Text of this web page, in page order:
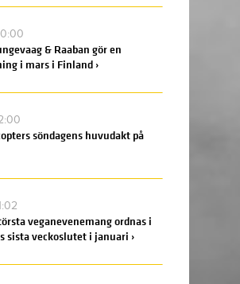
& Raaban gör en
i mars i Finland ›
söndagens huvudakt på
veganevenemang ordnas i
sista veckoslutet i januari ›